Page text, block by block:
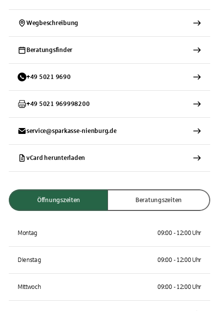
Wegbeschreibung
Beratungsfinder
+49 5021 9690
+49 5021 969998200
service@sparkasse-nienburg.de
vCard herunterladen
Öffnungszeiten Beratungszeiten
Montag 09:00 - 12:00 Uhr
Dienstag 09:00 - 12:00 Uhr
Mittwoch 09:00 - 12:00 Uhr